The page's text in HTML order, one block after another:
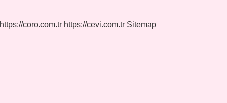
https://coro.com.tr https://cevi.com.tr Sitemap